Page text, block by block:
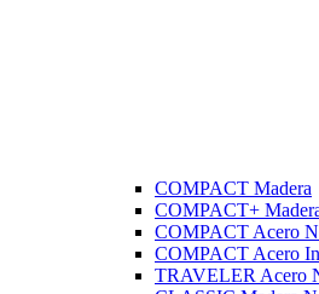
COMPACT Madera
COMPACT+
COMPACT Acero
COMPACT Acero
TRAVELER Acero